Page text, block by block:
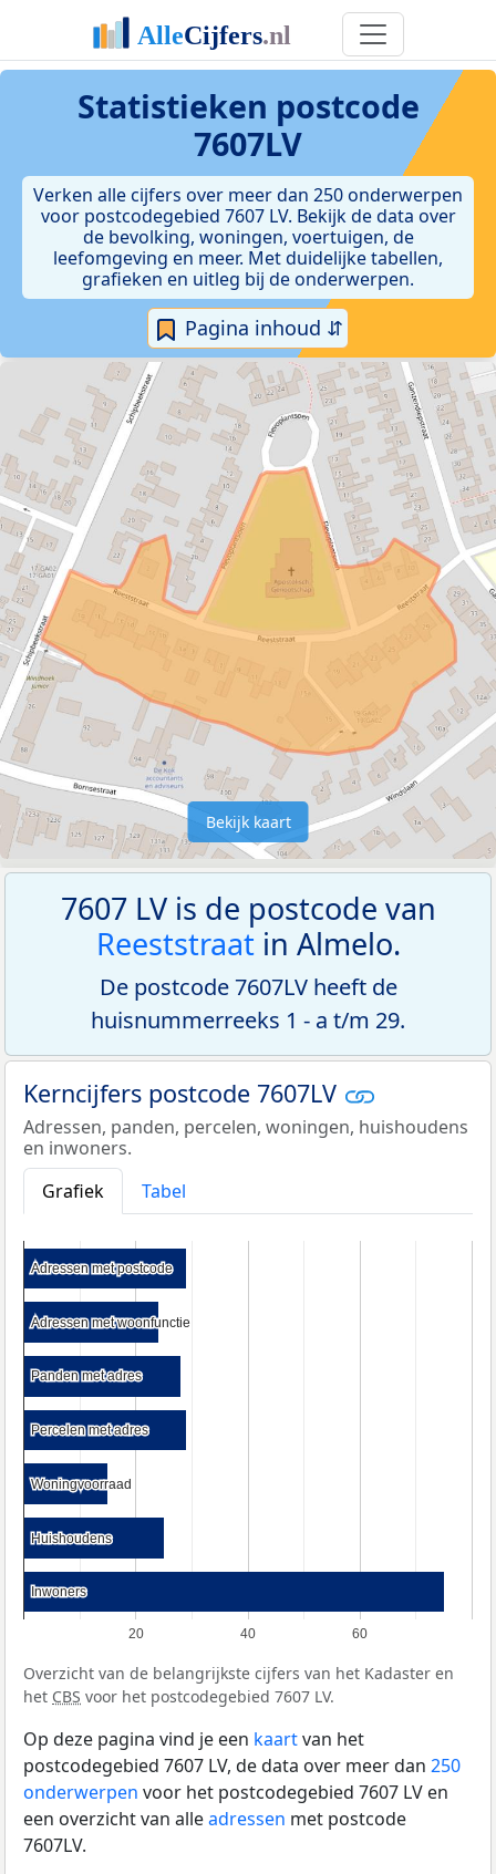
Statistieken postcode
7607LV
Verken alle cijfers over meer dan 250 onderwerpen
voor postcodegebied 7607 LV. Bekijk de data over
de bevolking, woningen, voertuigen, de
leefomgeving en meer. Met duidelijke tabellen,
grafieken en uitleg bij de onderwerpen.
Pagina inhoud ⇵
Bekijk kaart
7607 LV is de postcode van
Reeststraatin Almelo.
De postcode 7607LV heeft de
huisnummerreeks 1 - a t/m 29.
Kerncijfers postcode 7607LV
Adressen, panden, percelen, woningen, huishoudens
en inwoners.
Grafiek
Tabel
20 40 60
Adressen met postcode
Adressen met postcode
Adressen met woonfunctie
Adressen met woonfunctie
Panden met adres
Panden met adres
Percelen met adres
Percelen met adres
Woningvoorraad
Woningvoorraad
Huishoudens
Huishoudens
Inwoners
Inwoners
Overzicht van de belangrijkste cijfers van het Kadaster en
het CBS voor het postcodegebied 7607 LV.
Op deze pagina vind je een kaartvan het
postcodegebied 7607 LV, de data over meer dan 250
onderwerpen voor het postcodegebied 7607 LV en
een overzicht van alleadressen met postcode
7607LV.